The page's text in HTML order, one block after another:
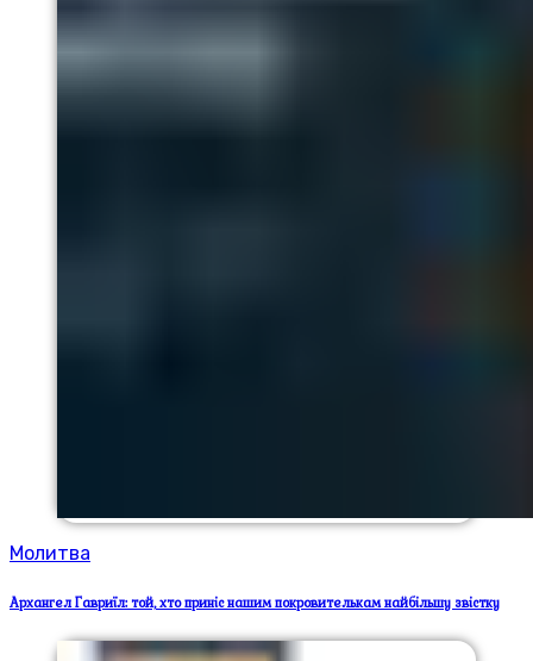
Молитва
Архангел Гавриїл: той, хто приніс нашим покровителькам найбільшу звістку